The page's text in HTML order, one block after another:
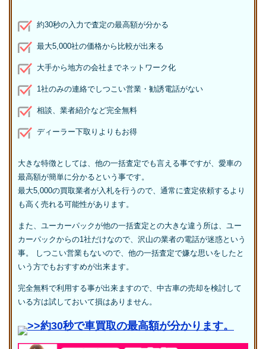
約30秒の入力で査定の最高額が分かる
最大5,000社の価格から比較が出来る
大手から地方の会社までネットワーク化
1社のみの連絡でしつこい営業・勧誘電話がない
相談、業者紹介など完全無料
ディーラー下取りよりもお得
大きな特徴としては、他の一括査定でも言える事ですが、愛車の
最高額が簡単に分かるという事です。
最大5,000の買取業者が入札を行うので、通常に査定依頼するより
も高く売れる可能性があります。
また、ユーカーパックが他の一括査定との大きな違う所は、ユー
カーパックからの1社だけなので、沢山の業者の電話が迷惑という
事。 しつこい営業もないので、他の一括査定で嫌な思いをしたと
いう方でもおすすめが出来ます。
完全無料で利用する事が出来ますので、中古車の売却を検討して
いる方は試しておいて損はありません。
>>約30秒で車買取の最高額が分かります。